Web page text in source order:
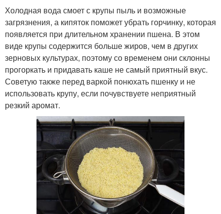
Холодная вода смоет с крупы пыль и возможные
загрязнения, а кипяток поможет убрать горчинку, которая
появляется при длительном хранении пшена. В этом
виде крупы содержится больше жиров, чем в других
зерновых культурах, поэтому со временем они склонны
прогоркать и придавать каше не самый приятный вкус.
Советую также перед варкой понюхать пшенку и не
использовать крупу, если почувствуете неприятный
резкий аромат.